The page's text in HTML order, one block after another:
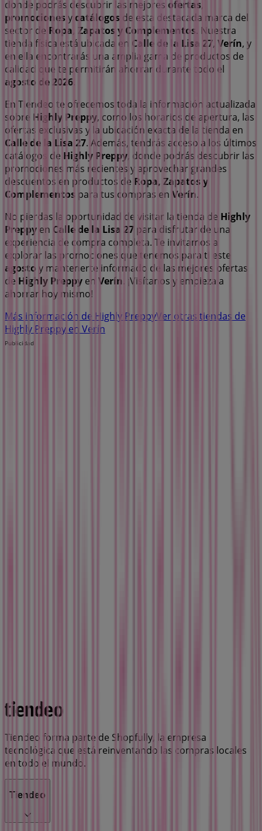
donde podrás descubrir las mejores ofertas,
promocionesy catálogos de esta destacada marca del
sector de Ropa, Zapatos y Complementos . Nuestra
tienda física está ubicada en Calle de la Lisa 27, Verín, y
en ella encontrarás una amplia gama de productos de
calidad que te permitirán ahorrar durante todo el
agosto de 2026
En Tiendeo te ofrecemos toda la información actualizada
sobre Highly Preppy, como los horarios de apertura, las
ofertas exclusivas y la ubicación exacta de la tienda en
Calle de la Lisa 27. Además, tendrás acceso a los últimos
catálogos de Highly Preppy, donde podrás descubrir las
promociones más recientes y aprovechar grandes
descuentos en productos de Ropa, Zapatos y
Complementos para tus compras en Verín.
No pierdas la oportunidad de visitar la tienda de Highly
Preppy en Calle de la Lisa 27 para disfrutar de una
experiencia de compra completa. Te invitamos a
explorar las promociones que tenemos para ti este
agosto y mantenerte informado de las mejores ofertas
de Highly Preppy en Verín . ¡Visítanos y empieza a
ahorrar hoy mismo!
Más información de Highly PreppyVer otras tiendas de
Highly Preppy en Verín
Publicidad
Tiendeo forma parte de Shopfully, la empresa
tecnológica que está reinventando las compras locales
en todo el mundo.
Tiendeo